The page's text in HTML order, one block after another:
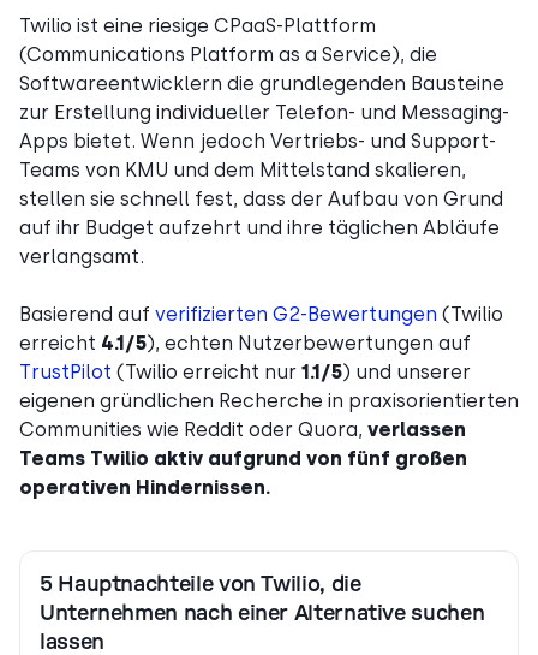
Twilio ist eine riesige CPaaS-Plattform
(Communications Platform as a Service), die
Softwareentwicklern die grundlegenden Bausteine
zur Erstellung individueller Telefon- und Messaging-
Apps bietet. Wenn jedoch Vertriebs- und Support-
Teams von KMU und dem Mittelstand skalieren,
stellen sie schnell fest, dass der Aufbau von Grund
auf ihr Budget aufzehrt und ihre täglichen Abläufe
verlangsamt.
Basierend auf verifizierten G2-Bewertungen (Twilio
erreicht 4.1/5), echten Nutzerbewertungen auf
TrustPilot (Twilio erreicht nur 1.1/5) und unserer
eigenen gründlichen Recherche in praxisorientierten
Communities wie Reddit oder Quora, verlassen
Teams Twilio aktiv aufgrund von fünf großen
operativen Hindernissen.
5 Hauptnachteile von Twilio, die
Unternehmen nach einer Alternative suchen
lassen